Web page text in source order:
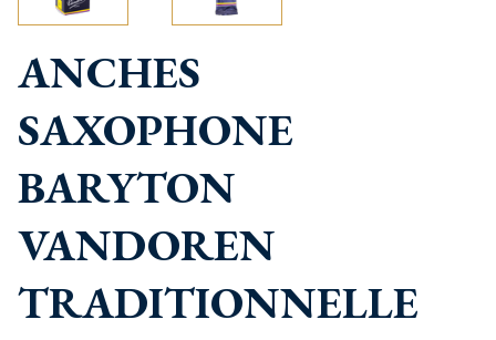
ANCHES
SAXOPHONE
BARYTON
VANDOREN
TRADITIONNELLE